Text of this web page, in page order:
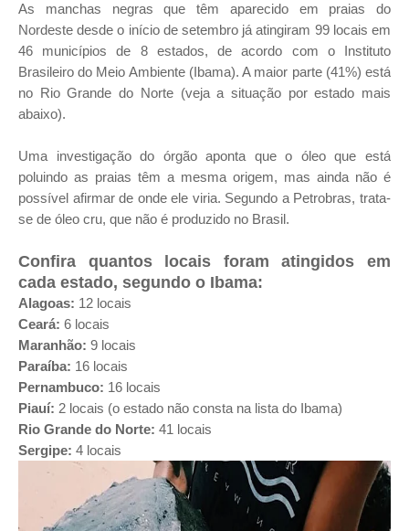
As manchas negras que têm aparecido em praias do
Nordeste desde o início de setembro já atingiram 99 locais em
46 municípios de 8 estados, de acordo com o Instituto
Brasileiro do Meio Ambiente (Ibama). A maior parte (41%) está
no Rio Grande do Norte (veja a situação por estado mais
abaixo).
Uma investigação do órgão aponta que o óleo que está
poluindo as praias têm a mesma origem, mas ainda não é
possível afirmar de onde ele viria. Segundo a Petrobras, trata-
se de óleo cru, que não é produzido no Brasil.
Confira quantos locais foram atingidos em
cada estado, segundo o Ibama:
Alagoas: 12 locais
Ceará: 6 locais
Maranhão: 9 locais
Paraíba: 16 locais
Pernambuco: 16 locais
Piauí: 2 locais (o estado não consta na lista do Ibama)
Rio Grande do Norte: 41 locais
Sergipe: 4 locais